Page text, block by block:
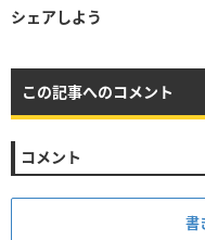
シェアしよう
この記事へのコメント
コメント
書